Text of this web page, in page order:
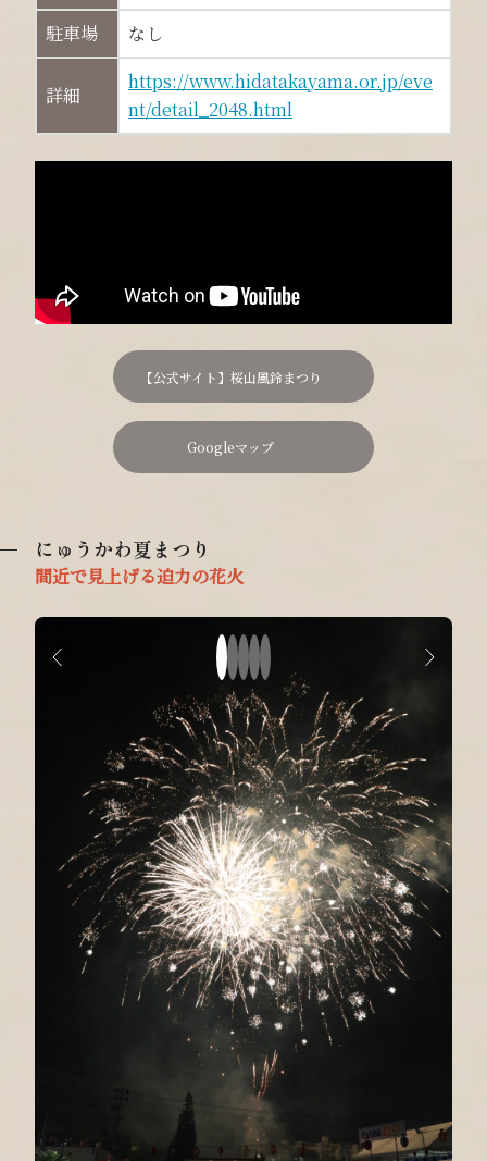
駐車場 なし
詳細
https://www.hidatakayama.or.jp/eve
nt/detail_2048.html
【公式サイト】桜山風鈴まつり
Googleマップ
にゅうかわ夏まつり
間近で見上げる迫力の花火